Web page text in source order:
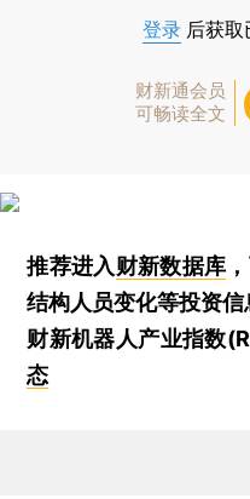
登录 后获取
财新通会员
可畅读全文
推荐进入财新数据库
结构人员变化等投资信
财新机器人产业指数
态